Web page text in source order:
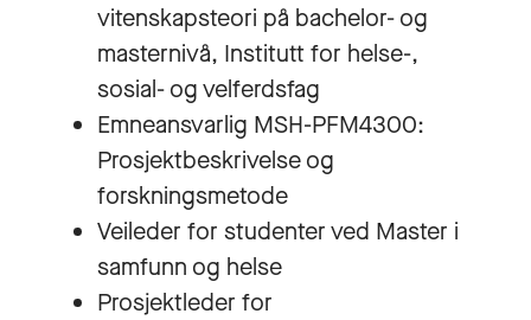
vitenskapsteori på bachelor- og
masternivå, Institutt for helse-,
sosial- og velferdsfag
Emneansvarlig MSH-PFM4300:
Prosjektbeskrivelse og
forskningsmetode
Veileder for studenter ved Master i
samfunn og helse
Prosjektleder for